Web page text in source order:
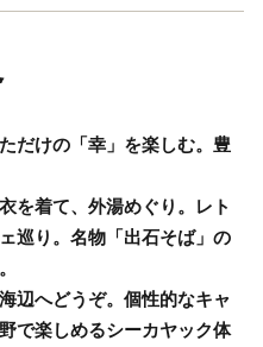
だけの「幸」を楽しむ。豊
を着て、外湯めぐり。レト
巡り。名物「出石そば」の
辺へどうぞ。個性的なキャ
で楽しめるシーカヤック体